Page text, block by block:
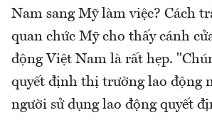
Nam sang Mỹ làm việc? Cách
quan chức Mỹ cho thấy cánh
động Việt Nam là rất hẹp.
quyết định thị trường lao động
người sử dụng lao động quyết